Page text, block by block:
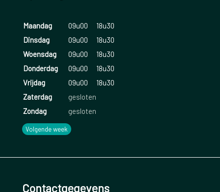
Maandag 09u00
18u30
Dinsdag
09u00
18u30
Woensdag
09u00
18u30
Donderdag
09u00
18u30
Vrijdag
09u00
18u30
Zaterdag
gesloten
Zondag
gesloten
Volgende week
Contactgegevens